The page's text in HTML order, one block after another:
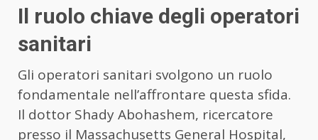
Il ruolo chiave degli operatori
sanitari
Gli operatori sanitari svolgono un ruolo
fondamentale nell’affrontare questa sfida.
Il dottor Shady Abohashem, ricercatore
presso il Massachusetts General Hospital,